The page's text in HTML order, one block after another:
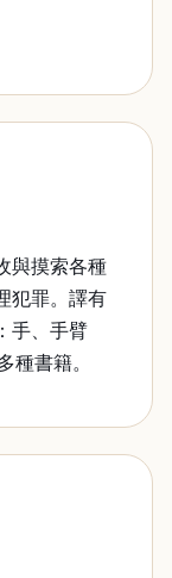
摸索各種
犯罪。譯有
手、手臂
種書籍。